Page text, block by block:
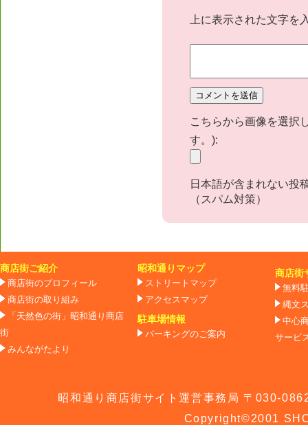
上に表示された文字を
こちらから画像を選択
す。):
日本語が含まれない投
（スパム対策）
商店街ご紹介
商店街のプロフィール
商店街の取り組み
「天然色の街」昭和通り商店
街
みんながたより
昭和通りマップ
ストリートマップ
アクセスマップ
駐車場情報
パーキングのご案内
商店街
無料
縄文
中心
サービ
昭和通り商店街サイト運営事務局 〒030-
Copyright©2001